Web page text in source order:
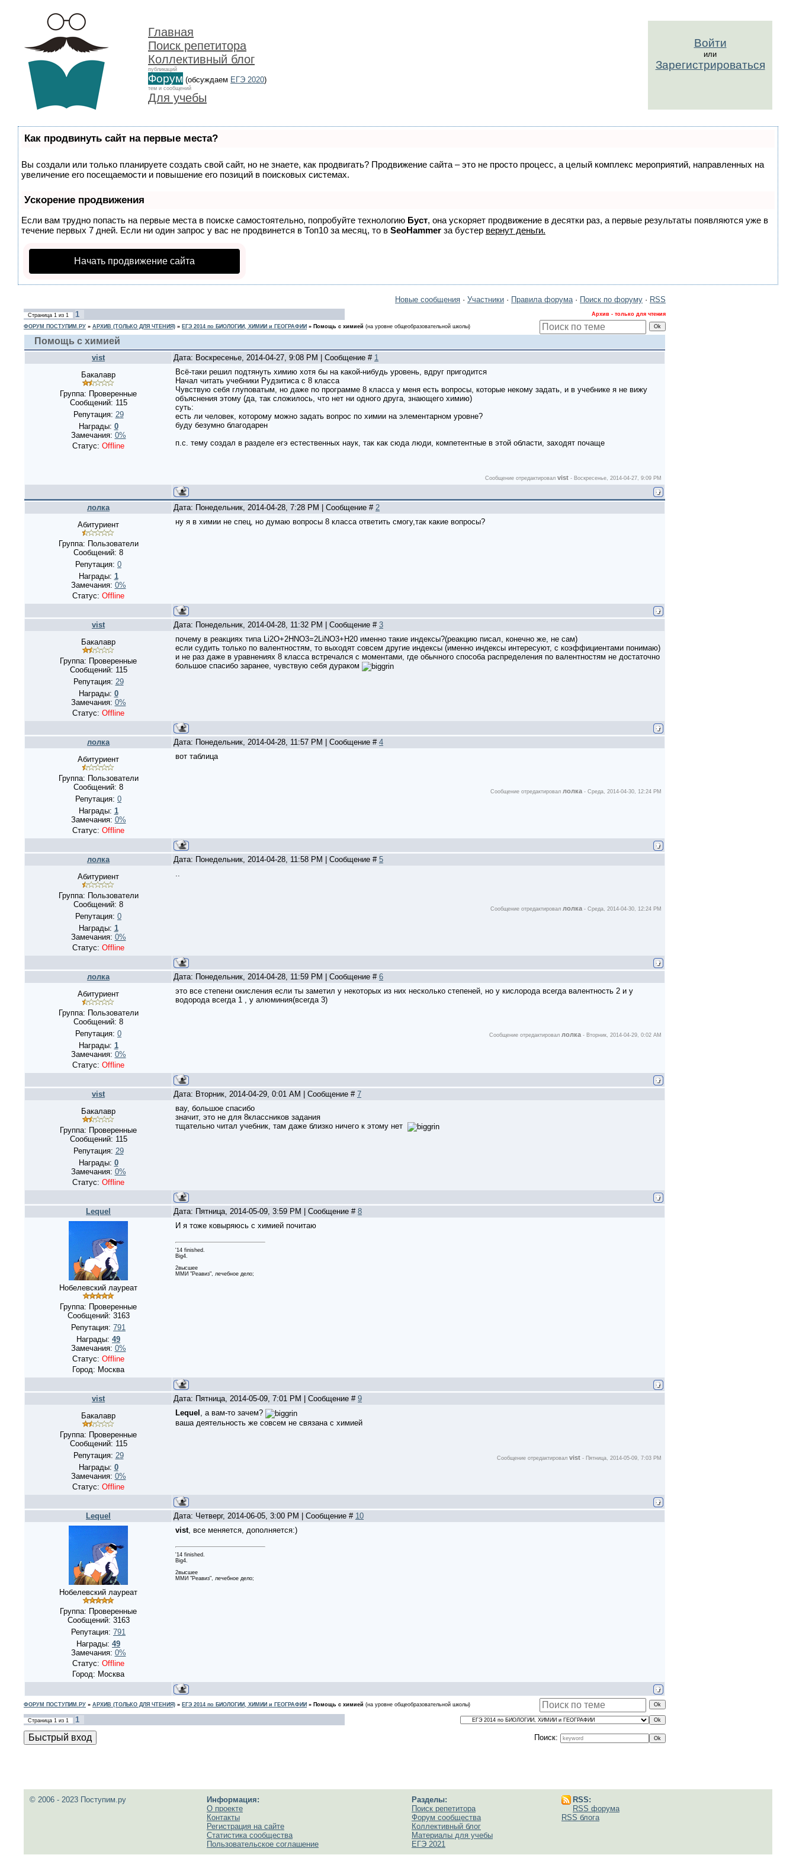
Главная
Поиск репетитора
Коллективный блог
публикаций
Форум (обсуждаем ЕГЭ 2020)
тем и сообщений
Для учебы
Войти
или
Зарегистрироваться
Как продвинуть сайт на первые места?
Вы создали или только планируете создать свой сайт, но не знаете, как продвигать? Продвижение сайта – это не просто процесс, а целый комплекс мероприятий, направленных на
увеличение его посещаемости и повышение его позиций в поисковых системах.
Ускорение продвижения
Если вам трудно попасть на первые места в поиске самостоятельно, попробуйте технологию Буст, она ускоряет продвижение в десятки раз, а первые результаты появляются уже в
течение первых 7 дней. Если ни один запрос у вас не продвинется в Топ10 за месяц, то в SeoHammer за бустер вернут деньги.
Начать продвижение сайта
Новые сообщения · Участники · Правила форума· Поиск по форуму · RSS
Страница 1 из 1 1 Архив - только для чтения
ФОРУМ ПОСТУПИМ.РУ » АРХИВ (ТОЛЬКО ДЛЯ ЧТЕНИЯ) » ЕГЭ 2014 по БИОЛОГИИ, ХИМИИ и ГЕОГРАФИИ » Помощь с химией (на уровне общеобразовательной школы)
Помощь с химией
vist Дата: Воскресенье, 2014-04-27, 9:08 PM | Сообщение # 1
Бакалавр
Группа: Проверенные
Сообщений: 115
Репутация: 29
Награды: 0
Замечания: 0%
Статус: Offline
Всё-таки решил подтянуть химию хотя бы на какой-нибудь уровень, вдруг пригодится
Начал читать учебники Рудзитиса с 8 класса
Чувствую себя глуповатым, но даже по программе 8 класса у меня есть вопросы, которые некому задать, и в учебнике я не вижу
объяснения этому (да, так сложилось, что нет ни одного друга, знающего химию)
суть:
есть ли человек, которому можно задать вопрос по химии на элементарном уровне?
буду безумно благодарен
п.с. тему создал в разделе егэ естественных наук, так как сюда люди, компетентные в этой области, заходят почаще
Сообщение отредактировал vist - Воскресенье, 2014-04-27, 9:09 PM
лолка Дата: Понедельник, 2014-04-28, 7:28 PM | Сообщение # 2
Абитуриент
Группа: Пользователи
Сообщений: 8
Репутация: 0
Награды: 1
Замечания: 0%
Статус: Offline
ну я в химии не спец, но думаю вопросы 8 класса ответить смогу,так какие вопросы?
vist Дата: Понедельник, 2014-04-28, 11:32 PM | Сообщение # 3
Бакалавр
Группа: Проверенные
Сообщений: 115
Репутация: 29
Награды: 0
Замечания: 0%
Статус: Offline
почему в реакциях типа Li2O+2HNO3=2LiNO3+H20 именно такие индексы?(реакцию писал, конечно же, не сам)
если судить только по валентностям, то выходят совсем другие индексы (именно индексы интересуют, с коэффициентами понимаю)
и не раз даже в уравнениях 8 класса встречался с моментами, где обычного способа распределения по валентностям не достаточно
большое спасибо заранее, чувствую себя дураком
лолка Дата: Понедельник, 2014-04-28, 11:57 PM | Сообщение # 4
Абитуриент
Группа: Пользователи
Сообщений: 8
Репутация: 0
Награды: 1
Замечания: 0%
Статус: Offline
вот таблица
Сообщение отредактировал лолка - Среда, 2014-04-30, 12:24 PM
лолка Дата: Понедельник, 2014-04-28, 11:58 PM | Сообщение # 5
Абитуриент
Группа: Пользователи
Сообщений: 8
Репутация: 0
Награды: 1
Замечания: 0%
Статус: Offline
..
Сообщение отредактировал лолка - Среда, 2014-04-30, 12:24 PM
лолка Дата: Понедельник, 2014-04-28, 11:59 PM | Сообщение # 6
Абитуриент
Группа: Пользователи
Сообщений: 8
Репутация: 0
Награды: 1
Замечания: 0%
Статус: Offline
это все степени окисления если ты заметил у некоторых из них несколько степеней, но у кислорода всегда валентность 2 и у
водорода всегда 1 , у алюминия(всегда 3)
Сообщение отредактировал лолка - Вторник, 2014-04-29, 0:02 AM
vist Дата: Вторник, 2014-04-29, 0:01 AM | Сообщение # 7
Бакалавр
Группа: Проверенные
Сообщений: 115
Репутация: 29
Награды: 0
Замечания: 0%
Статус: Offline
вау, большое спасибо
значит, это не для 8классников задания
тщательно читал учебник, там даже близко ничего к этому нет
Lequel Дата: Пятница, 2014-05-09, 3:59 PM | Сообщение # 8
Нобелевский лауреат
Группа: Проверенные
Сообщений: 3163
Репутация: 791
Награды: 49
Замечания: 0%
Статус: Offline
Город: Москва
И я тоже ковыряюсь с химией почитаю
'14 finished.
Big4.
2высшее
ММИ "Реавиз", лечебное дело;
vist Дата: Пятница, 2014-05-09, 7:01 PM | Сообщение # 9
Бакалавр
Группа: Проверенные
Сообщений: 115
Репутация: 29
Награды: 0
Замечания: 0%
Статус: Offline
Lequel , а вам-то зачем?
ваша деятельность же совсем не связана с химией
Сообщение отредактировал vist - Пятница, 2014-05-09, 7:03 PM
Lequel Дата: Четверг, 2014-06-05, 3:00 PM | Сообщение # 10
Нобелевский лауреат
Группа: Проверенные
Сообщений: 3163
Репутация: 791
Награды: 49
Замечания: 0%
Статус: Offline
Город: Москва
vist, все меняется, дополняется:)
'14 finished.
Big4.
2высшее
ММИ "Реавиз", лечебное дело;
ФОРУМ ПОСТУПИМ.РУ » АРХИВ (ТОЛЬКО ДЛЯ ЧТЕНИЯ) » ЕГЭ 2014 по БИОЛОГИИ, ХИМИИ и ГЕОГРАФИИ » Помощь с химией (на уровне общеобразовательной школы)
Страница 1 из 1
1
Поиск:
© 2006 - 2023 Поступим.ру
Информация:
О проекте
Контакты
Регистрация на сайте
Статистика сообщества
Пользовательское соглашение
Разделы:
Поиск репетитора
Форум сообщества
Коллективный блог
Материалы для учебы
ЕГЭ 2021
RSS:
RSS форума
RSS блога